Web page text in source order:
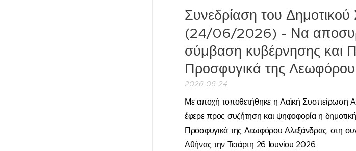
Συνεδρίαση του Δημοτικού
(24/06/2026) - Να
σύμβαση κυβέρνησης και
Προσφυγικά της
2026-06-24
Με αποχή τοποθετήθηκε η Λαϊκή Συσπείρωση
έφερε προς συζήτηση και ψηφοφορία η
Προσφυγικά της Λεωφόρου Αλεξάνδρας, στη
Αθήνας την Τετάρτη 26 Ιουνίου 2026.